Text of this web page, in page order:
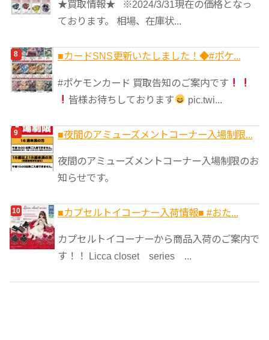
★買取情報★ ※2024/3/31現在の価格となっ
ております。 相場、在庫状...
■カードSNS更新いたしました！◆#ポケ...
#ポケモンカード 買取告知のご案内です
皆様お待ちしております
pic.twi...
■夜間のアミューズメントコーナー入場制限...
夜間のアミューズメントコーナー入場制限のお
知らせです。
■カプセルトイコーナー入荷情報■ #おた...
カプセルトイコーナーから商品入荷のご案内で
す！！ Licca closet series ...